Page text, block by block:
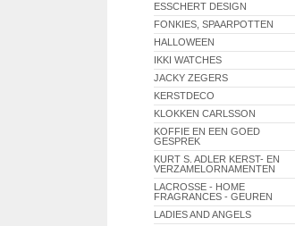
ESSCHERT DESIGN
FONKIES, SPAARPOTTEN
HALLOWEEN
IKKI WATCHES
JACKY ZEGERS
KERSTDECO
KLOKKEN CARLSSON
KOFFIE EN EEN GOED
GESPREK
KURT S. ADLER KERST- EN
VERZAMELORNAMENTEN
LACROSSE - HOME
FRAGRANCES - GEUREN
LADIES AND ANGELS